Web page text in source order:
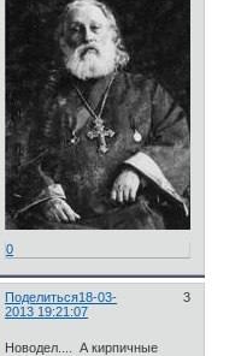
0
Поделиться 3
18-03-
2013 19:21:07
Новодел.... А кирпичные